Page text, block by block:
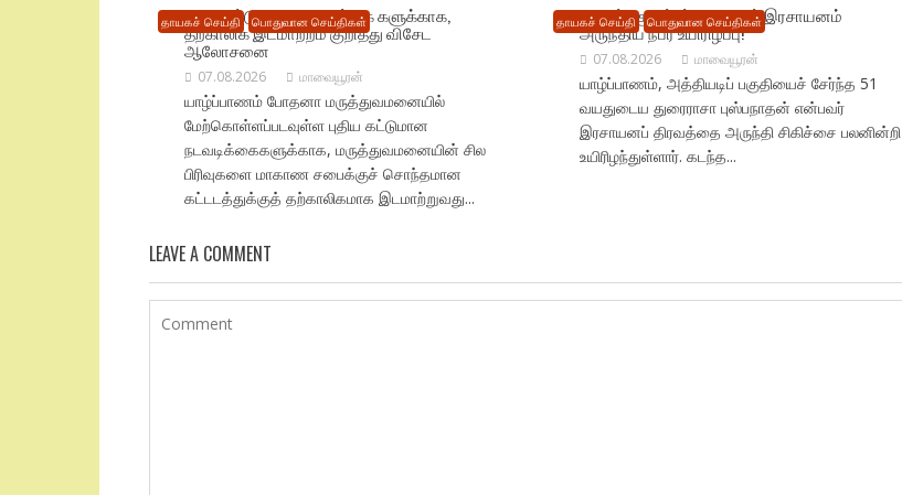
தாயகச் செய்தி பொதுவான செய்திகள்
புதிய கட்டுமான நடவடிக்கை களுக்காக,
தற்காலிக இடமாற்றம் குறித்து விசேட
ஆலோசனை
07.08.2026 மாவையூரன்
யாழ்ப்பாணம் போதனா மருத்துவமனையில்
மேற்கொள்ளப்படவுள்ள புதிய கட்டுமான
நடவடிக்கைகளுக்காக, மருத்துவமனையின் சில
பிரிவுகளை மாகாண சபைக்குச் சொந்தமான
கட்டடத்துக்குத் தற்காலிகமாக இடமாற்றுவது...
தாயகச் செய்தி பொதுவான செய்திகள்
யாழில் : குடும்பப் தகராறால் இரசாயனம்
அருந்திய நபர் உயிரிழப்பு!
07.08.2026 மாவையூரன்
யாழ்ப்பாணம், அத்தியடிப் பகுதியைச் சேர்ந்த 51
வயதுடைய துரைராசா புஸ்பநாதன் என்பவர்
இரசாயனப் திரவத்தை அருந்தி சிகிச்சை பலனின்றி
உயிரிழந்துள்ளார். கடந்த...
LEAVE A COMMENT